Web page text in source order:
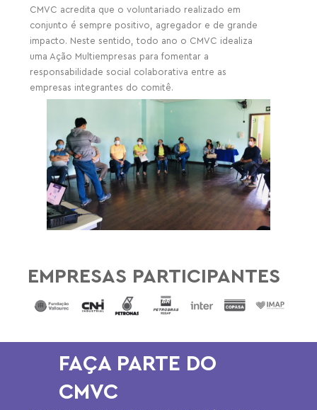
CMVC acredita que o voluntariado realizado em
conjunto é sempre positivo, agregador e de grande
impacto. Neste sentido, todo ano o CMVC idealiza
uma Ação Multiempresas para fomentar a
responsabilidade social colaborativa entre as
empresas integrantes do comitê.
EMPRESAS PARTICIPANTES
FAÇA PARTE DO
CMVC